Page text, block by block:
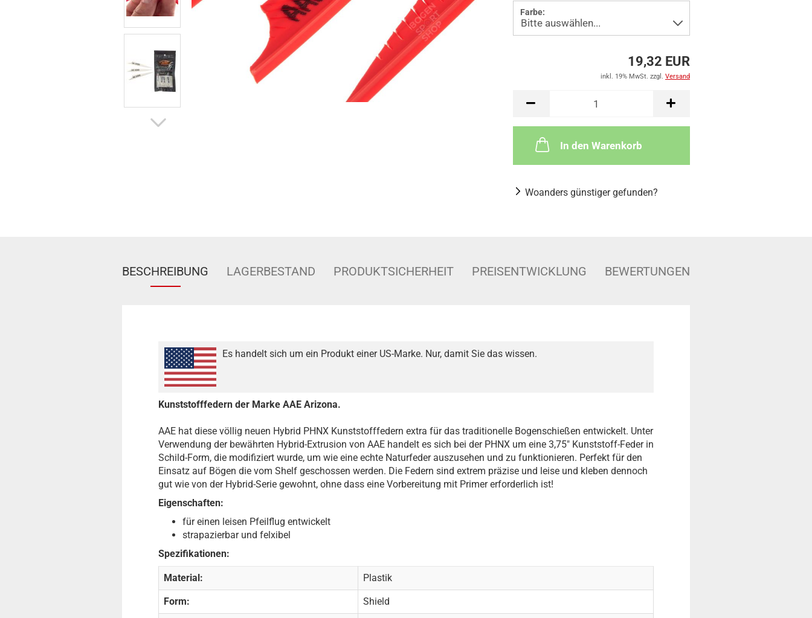
Farbe:
19,32 EUR
inkl. 19% MwSt. zzgl. Versand
In den Warenkorb
Woanders günstiger gefunden?
BESCHREIBUNG LAGERBESTAND PRODUKTSICHERHEIT PREISENTWICKLUNG BEWERTUNGEN
Es handelt sich um ein Produkt einer US-Marke. Nur, damit Sie das wissen.
Kunststofffedern der Marke AAE Arizona.
AAE hat diese völlig neuen Hybrid PHNX Kunststofffedern extra für das traditionelle Bogenschießen entwickelt. Unter
Verwendung der bewährten Hybrid-Extrusion von AAE handelt es sich bei der PHNX um eine 3,75″ Kunststoff-Feder in
Schild-Form, die modifiziert wurde, um wie eine echte Naturfeder auszusehen und zu funktionieren. Perfekt für den
Einsatz auf Bögen die vom Shelf geschossen werden. Die Federn sind extrem präzise und leise und kleben dennoch
gut wie von der Hybrid-Serie gewohnt, ohne dass eine Vorbereitung mit Primer erforderlich ist!
Eigenschaften:
für einen leisen Pfeilflug entwickelt
strapazierbar und felxibel
Spezifikationen:
Material: Plastik
Form: Shield